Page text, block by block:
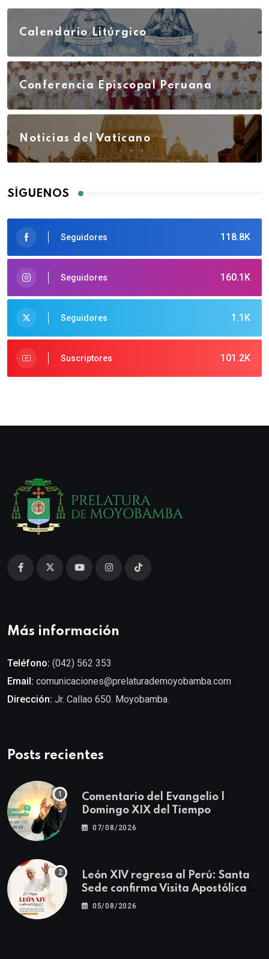
Calendario Litúrgico
Conferencia Episcopal Peruana
Noticias del Vaticano
SÍGUENOS
118.8K
Seguidores
160.1K
Seguidores
1.1K
Seguidores
101.2K
Suscriptores
Más información
Teléfono: (042) 562 353
Email: comunicaciones@prelaturademoyobamba.com
Dirección: Jr. Callao 650. Moyobamba.
Posts recientes
Comentario del Evangelio |
Domingo XIX del Tiempo
Ordinario | Mateo 14, 22-23
07/08/2026
León XIV regresa al Perú: Santa
Sede confirma Visita Apostólica
del 11 al 17 de noviembre
05/08/2026